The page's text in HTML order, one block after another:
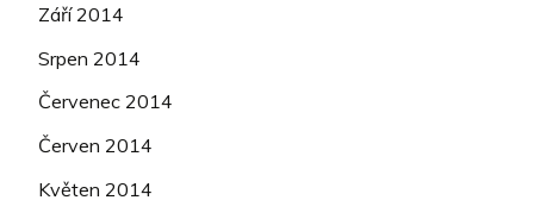
Září 2014
Srpen 2014
Červenec 2014
Červen 2014
Květen 2014